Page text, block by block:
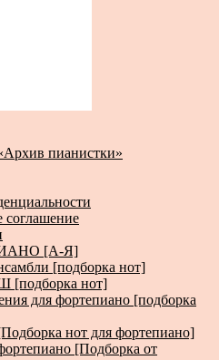
пианистки»
соглашение
[А-Я]
[подборка нот]
[подборка нот]
для фортепиано [подборка
нот для фортепиано]
[Подборка от